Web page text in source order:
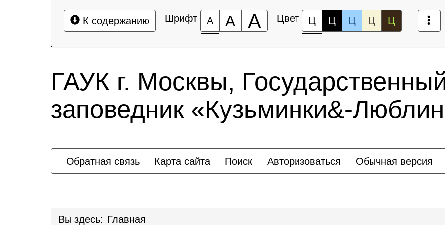
К содержанию Шрифт А А А Цвет Ц Ц Ц Ц Ц
ГАУК г. Москвы,
заповедник «Кузьминки&-
Обратная связь Карта сайта Поиск Авторизоваться Обычная версия
Вы здесь: Главная